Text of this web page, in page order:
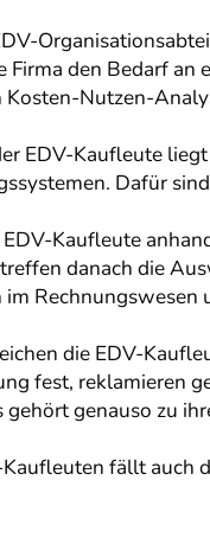
den Bedarf
Nutzen-
EDV-Kaufleute
Dafür
Kaufleute
danach die
die EDV-
fest, reklamieren
genauso zu
fällt